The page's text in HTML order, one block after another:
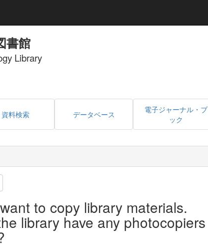
書館
Library
資料検索 データベース
電子ジャーナル・ブ
ック
to copy library materials.
library have any photocopiers